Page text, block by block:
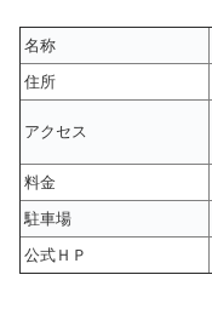
名称
住所
アクセス
料金
駐車場
公式ＨＰ